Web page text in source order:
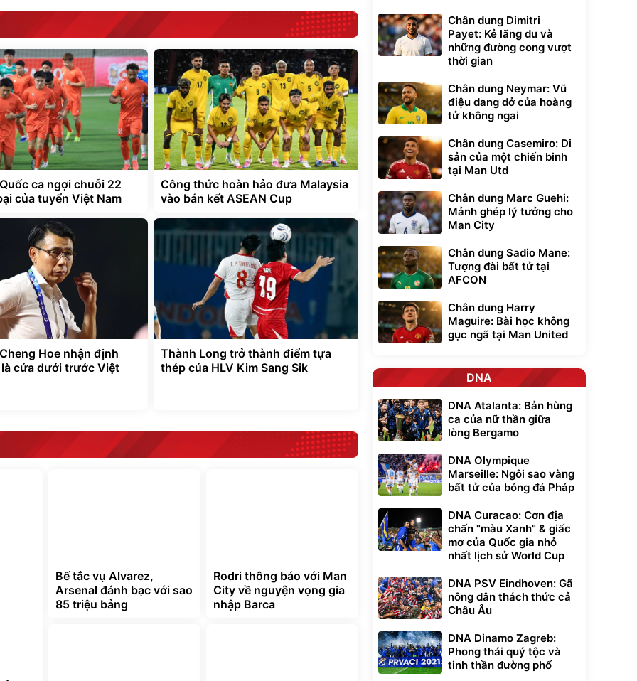
ca ngợi chuỗi 22
của tuyển Việt Nam
Công thức hoàn hảo đưa Malaysia
vào bán kết ASEAN Cup
Hoe nhận định
cửa dưới trước Việt
Thành Long trở thành điểm tựa
thép của HLV Kim Sang Sik
Bế tắc vụ Alvarez,
Arsenal đánh bạc với sao
85 triệu bảng
Rodri thông báo với Man
City về nguyện vọng gia
nhập Barca
Chân dung Dimitri
Payet: Kẻ lãng du và
những đường cong vượt
thời gian
Chân dung Neymar: Vũ
điệu dang dở của hoàng
tử không ngai
Chân dung Casemiro: Di
sản của một chiến binh
tại Man Utd
Chân dung Marc Guehi:
Mảnh ghép lý tưởng cho
Man City
Chân dung Sadio Mane:
Tượng đài bất tử tại
AFCON
Chân dung Harry
Maguire: Bài học không
gục ngã tại Man United
DNA
DNA Atalanta: Bản hùng
ca của nữ thần giữa
lòng Bergamo
DNA Olympique
Marseille: Ngôi sao vàng
bất tử của bóng đá Pháp
DNA Curacao: Cơn địa
chấn "màu Xanh" & giấc
mơ của Quốc gia nhỏ
nhất lịch sử World Cup
DNA PSV Eindhoven: Gã
nông dân thách thức cả
Châu Âu
DNA Dinamo Zagreb:
Phong thái quý tộc và
tinh thần đường phố